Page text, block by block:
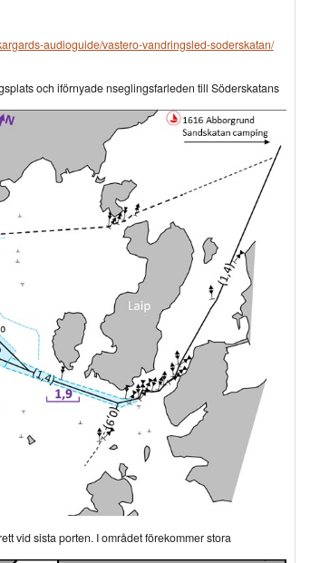
audioguide/vastero-vandringsled-soderskatan/
och iförnyade nseglingsfarleden till Söderskatans
vid sista porten. I området förekommer stora